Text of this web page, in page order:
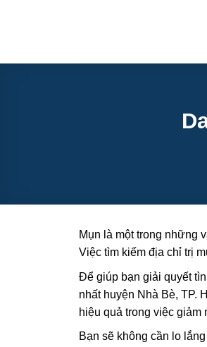
dung
Mụn là một trong những
Việc tìm kiếm địa chỉ trị
Để giúp bạn giải quyết
nhất huyện Nhà Bè, TP.
hiệu quả trong việc
Bạn sẽ không cần lo